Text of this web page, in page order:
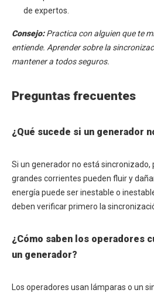
de expertos.
Consejo:Practica con alguien que te
entiende. Aprender sobre la
mantener a todos seguros.
Preguntas frecuentes
¿Qué sucede si un generador
Si un generador no está sincronizado,
grandes corrientes pueden fluir y
energía puede ser inestable o
deben verificar primero la
¿Cómo saben los operadores
un generador?
Los operadores usan lámparas o un